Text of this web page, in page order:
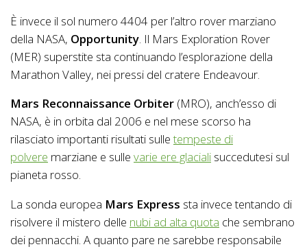
È invece il sol numero 4404 per l’altro rover marziano
della NASA, Opportunity . Il Mars Exploration Rover
(MER) superstite sta continuando l’esplorazione della
Marathon Valley, nei pressi del cratere Endeavour.
Mars Reconnaissance Orbiter (MRO), anch’esso di
NASA, è in orbita dal 2006 e nel mese scorso ha
rilasciato importanti risultati sulletempeste di
polvere marziane e sulle varie ere glaciali succedutesi sul
pianeta rosso.
La sonda europea Mars Express sta invece tentando di
risolvere il mistero delle nubi ad alta quota che sembrano
dei pennacchi. A quanto pare ne sarebbe responsabile